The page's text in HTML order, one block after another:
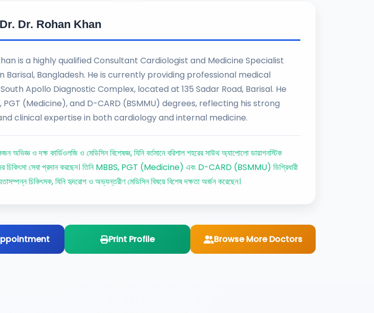
Dr. Rohan Khan
is a highly qualified Consultant Cardiologist and Medicine Specialist
Barisal, Bangladesh. He is currently providing professional medical
Apollo Diagnostic Complex, located at 135 Sadar Road, Barisal. He
PGT (Medicine), and D-CARD (BSMMU) degrees, reflecting his strong
clinical expertise in both cardiology and internal medicine.
অভিজ্ঞ ও দক্ষ কার্ডিওলজি ও মেডিসিন বিশেষজ্ঞ, যিনি বর্তমানে বরিশাল শহরের সাউথ অ্যাপোলো ডায়াগনস্টিক
চিকিৎসা সেবা প্রদান করছেন। তিনি MBBS, PGT (Medicine) এবং D-CARD (BSMMU) ডিগ্রিধারী
চিকিৎসক, যিনি হৃদরোগ ও অভ্যন্তরীণ মেডিসিন বিষয়ে বিশেষ দক্ষতা অর্জন করেছেন।
Print Profile Browse More Doctors